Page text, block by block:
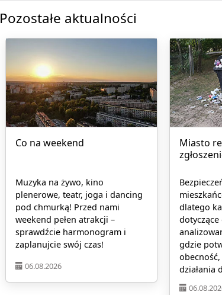
Pozostałe aktualności
Co na weekend
Muzyka na żywo, kino
plenerowe, teatr, joga i dancing
pod chmurką! Przed nami
weekend pełen atrakcji –
sprawdźcie harmonogram i
zaplanujcie swój czas!
06.08.2026
Miasto
dlatego
gdzie
działania